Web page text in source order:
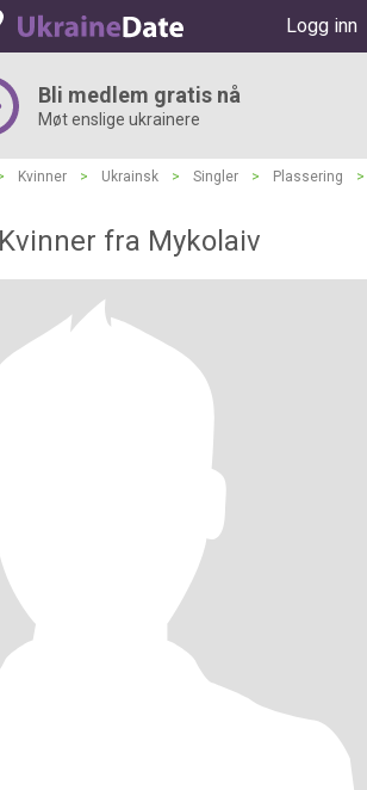
Logg inn
Bli medlem gratis nå
Møt enslige ukrainere
Kvinner > Ukrainsk > Singler > Plassering
>
fra Mykolaiv